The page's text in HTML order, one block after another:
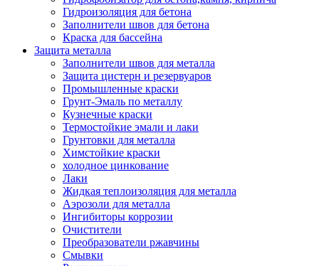
Гидроизоляция для бетона
Заполнители швов для бетона
Краска для бассейна
Защита металла
Заполнители швов для металла
Защита цистерн и резервуаров
Промышленные краски
Грунт-Эмаль по металлу
Кузнечные краски
Термостойкие эмали и лаки
Грунтовки для металла
Химстойкие краски
холодное цинкование
Лаки
Жидкая теплоизоляция для металла
Аэрозоли для металла
Ингибиторы коррозии
Очистители
Преобразователи ржавчины
Смывки